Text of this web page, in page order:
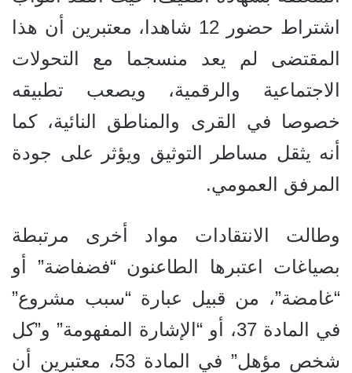
اشتراط حضور 12 شاهدا، معتبرين أن هذا
المقتضى لم يعد منسجما مع التحولات
الاجتماعية والرقمية، ويصعب تطبيقه
خصوصا في القرى والمناطق النائية، كما
أنه يثقل مساطر التوثيق ويؤثر على جودة
المرفق العمومي.
وطالت الانتقادات مواد أخرى مرتبطة
بصياغات اعتبرها الطاعنون “فضفاضة” أو
“غامضة”، من قبيل عبارة “سبب مشروع”
في المادة 37، أو “الإشارة المفهومة” و”كل
شخص مؤهل” في المادة 53، معتبرين أن